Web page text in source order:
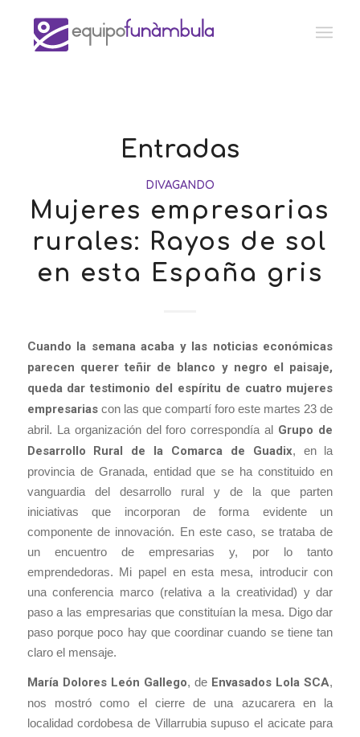
Entradas
DIVAGANDO
Mujeres empresarias
rurales: Rayos de sol
en esta España gris
Cuando la semana acaba y las noticias económicas
parecen querer teñir de blanco y negro el paisaje,
queda dar testimonio del espíritu de cuatro mujeres
empresariascon las que compartí foro este martes 23 de
abril. La organización del foro correspondía al Grupo de
Desarrollo Rural de la Comarca de Guadix, en la
provincia de Granada, entidad que se ha constituido en
vanguardia del desarrollo rural y de la que parten
iniciativas que incorporan de forma evidente un
componente de innovación. En este caso, se trataba de
un encuentro de empresarias y, por lo tanto
emprendedoras. Mi papel en esta mesa, introducir con
una conferencia marco (relativa a la creatividad) y dar
paso a las empresarias que constituían la mesa. Digo dar
paso porque poco hay que coordinar cuando se tiene tan
claro el mensaje.
María Dolores León Gallego, de Envasados Lola SCA,
nos mostró como el cierre de una azucarera en la
localidad cordobesa de Villarrubia supuso el acicate para